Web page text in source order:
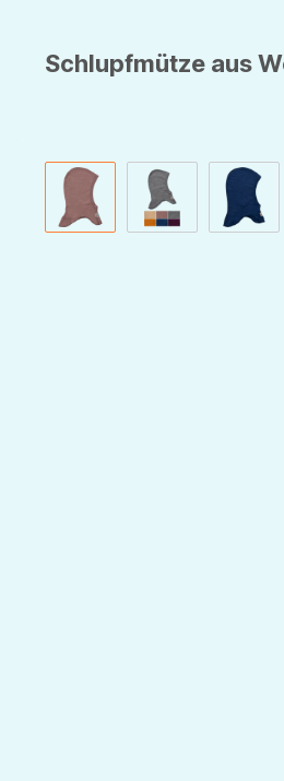
Schlupfmütze aus
Bildergalerie überspringen